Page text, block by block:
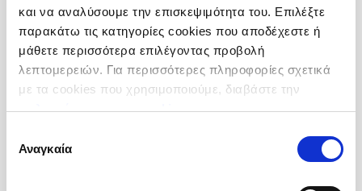
και να αναλύσουμε την επισκεψιμότητα του. Επιλέξτε
παρακάτω τις κατηγορίες cookies που αποδέχεστε ή
μάθετε περισσότερα επιλέγοντας προβολή
λεπτομερειών. Για περισσότερες πληροφορίες σχετικά
με τα cookies που χρησιμοποιούμε, διαβάστε την
πολιτική μας για τα cookies.
συγκατάθεσης
Αναγκαία
Περισσότερες Πληροφορίες